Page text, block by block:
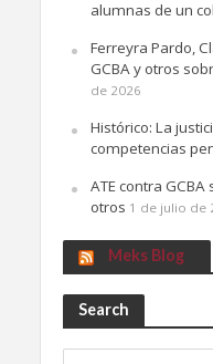
alumnas de un
Ferreyra Pardo,
GCBA y otros
de 2026
Histórico: La
competencias
ATE contra
otros 1 de julio de
Meks Blog
Search